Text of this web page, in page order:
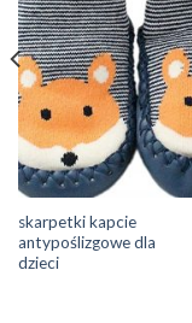
skarpetki kapcie
antypoślizgowe dla
dzieci